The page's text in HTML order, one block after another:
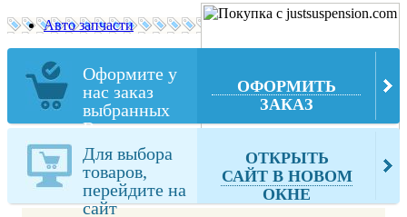
Авто запчасти
Оформите у
нас заказ
выбранных
Вами
товаров
из
justsuspension.com
ОФОРМИТЬ
ЗАКАЗ
Для выбора
товаров,
перейдите на
сайт
ОТКРЫТЬ
САЙТ В НОВОМ
ОКНЕ